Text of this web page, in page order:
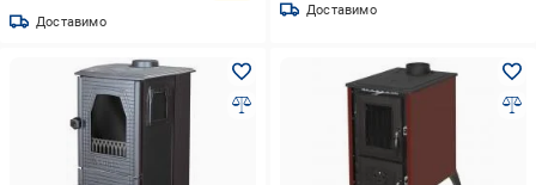
Доставимо
Доставимо